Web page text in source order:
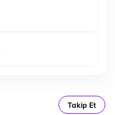
Takip Et